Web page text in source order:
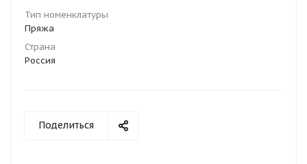
Тип номенклатуры
Пряжа
Страна
Россия
Поделиться